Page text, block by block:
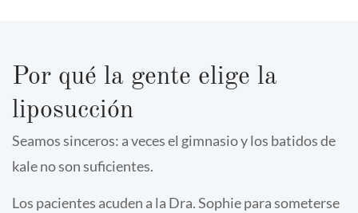
Por qué la gente elige la
liposucción
Seamos sinceros: a veces el gimnasio y los batidos de
kale no son suficientes.
Los pacientes acuden a la Dra. Sophie para someterse